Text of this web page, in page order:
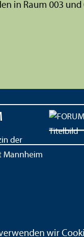
in Raum 003 und
der
Mannheim
wir